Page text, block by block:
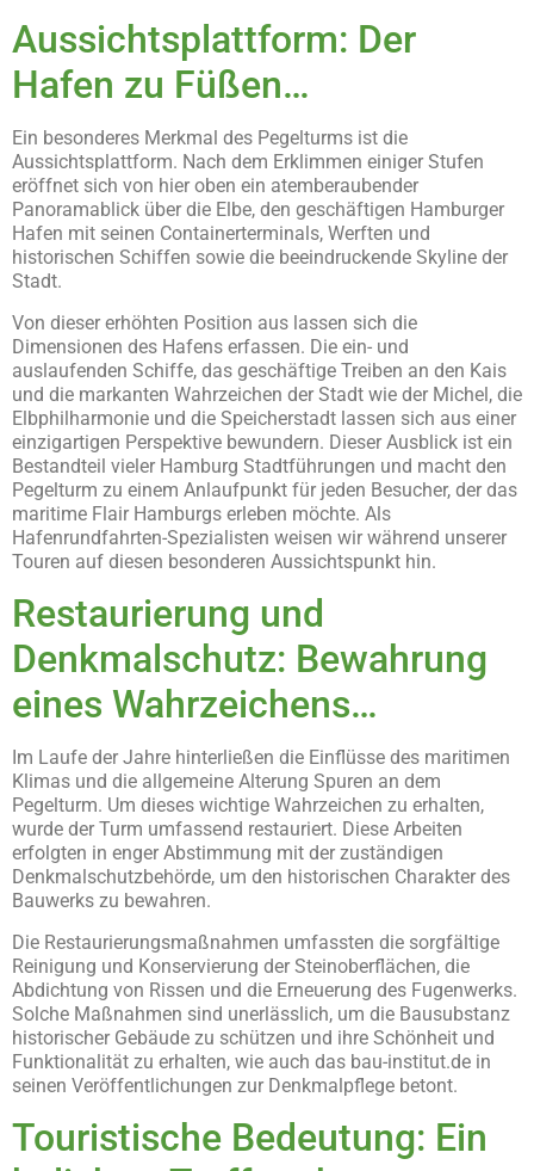
Aussichtsplattform: Der
Hafen zu Füßen…
Ein besonderes Merkmal des Pegelturms ist die
Aussichtsplattform. Nach dem Erklimmen einiger Stufen
eröffnet sich von hier oben ein atemberaubender
Panoramablick über die Elbe, den geschäftigen Hamburger
Hafen mit seinen Containerterminals, Werften und
historischen Schiffen sowie die beeindruckende Skyline der
Stadt.
Von dieser erhöhten Position aus lassen sich die
Dimensionen des Hafens erfassen. Die ein- und
auslaufenden Schiffe, das geschäftige Treiben an den Kais
und die markanten Wahrzeichen der Stadt wie der Michel, die
Elbphilharmonie und die Speicherstadt lassen sich aus einer
einzigartigen Perspektive bewundern. Dieser Ausblick ist ein
Bestandteil vieler Hamburg Stadtführungen und macht den
Pegelturm zu einem Anlaufpunkt für jeden Besucher, der das
maritime Flair Hamburgs erleben möchte. Als
Hafenrundfahrten-Spezialisten weisen wir während unserer
Touren auf diesen besonderen Aussichtspunkt hin.
Restaurierung und
Denkmalschutz: Bewahrung
eines Wahrzeichens…
Im Laufe der Jahre hinterließen die Einflüsse des maritimen
Klimas und die allgemeine Alterung Spuren an dem
Pegelturm. Um dieses wichtige Wahrzeichen zu erhalten,
wurde der Turm umfassend restauriert. Diese Arbeiten
erfolgten in enger Abstimmung mit der zuständigen
Denkmalschutzbehörde, um den historischen Charakter des
Bauwerks zu bewahren.
Die Restaurierungsmaßnahmen umfassten die sorgfältige
Reinigung und Konservierung der Steinoberflächen, die
Abdichtung von Rissen und die Erneuerung des Fugenwerks.
Solche Maßnahmen sind unerlässlich, um die Bausubstanz
historischer Gebäude zu schützen und ihre Schönheit und
Funktionalität zu erhalten, wie auch das bau-institut.de in
seinen Veröffentlichungen zur Denkmalpflege betont.
Touristische Bedeutung: Ein